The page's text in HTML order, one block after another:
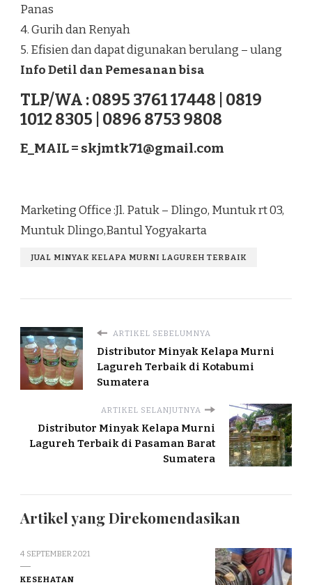
Panas
4. Gurih dan Renyah
5. Efisien dan dapat digunakan berulang – ulang
Info Detil dan Pemesanan bisa
TLP/WA : 0895 3761 17448 | 0819
1012 8305 | 0896 8753 9808
E_MAIL = skjmtk71@gmail.com
Marketing Office :Jl. Patuk – Dlingo, Muntuk rt 03,
Muntuk Dlingo,Bantul Yogyakarta
JUAL MINYAK KELAPA MURNI LAGUREH TERBAIK
ARTIKEL SEBELUMNYA
Distributor Minyak Kelapa Murni
Lagureh Terbaik di Kotabumi
Sumatera
ARTIKEL SELANJUTNYA
Distributor Minyak Kelapa Murni
Lagureh Terbaik di Pasaman Barat
Sumatera
Artikel yang Direkomendasikan
4 SEPTEMBER 2021
KESEHATAN